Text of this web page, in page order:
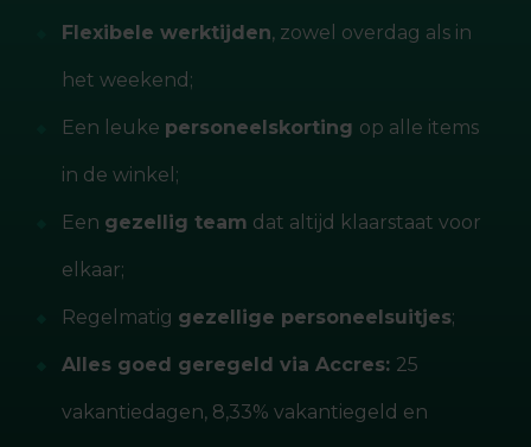
Flexibele werktijden, zowel overdag als in
het weekend;
Een leuke personeelskorting op alle items
in de winkel;
Een gezellig team dat altijd klaarstaat voor
elkaar;
Regelmatig gezellige personeelsuitjes;
Alles goed geregeld via Accres: 25
vakantiedagen, 8,33% vakantiegeld en